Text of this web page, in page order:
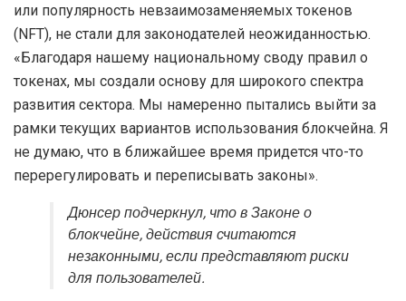
или популярность невзаимозаменяемых токенов
(NFT), не стали для законодателей неожиданностью.
«Благодаря нашему национальному своду правил о
токенах, мы создали основу для широкого спектра
развития сектора. Мы намеренно пытались выйти за
рамки текущих вариантов использования блокчейна. Я
не думаю, что в ближайшее время придется что-то
перерегулировать и переписывать законы».
Дюнсер подчеркнул, что в Законе о
блокчейне, действия считаются
незаконными, если представляют риски
для пользователей.